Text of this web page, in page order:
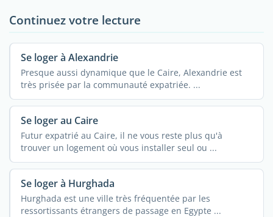
Continuez votre lecture
Se loger à Alexandrie
Presque aussi dynamique que le Caire, Alexandrie est
très prisée par la communauté expatriée. ...
Se loger au Caire
Futur expatrié au Caire, il ne vous reste plus qu'à
trouver un logement où vous installer seul ou ...
Se loger à Hurghada
Hurghada est une ville très fréquentée par les
ressortissants étrangers de passage en Egypte ...